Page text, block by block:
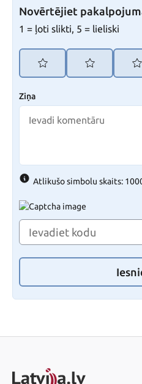
Novērtējiet
1 = ļoti slikti, 5 = lieliski
Ziņa
Atlikušo simbolu skaits: